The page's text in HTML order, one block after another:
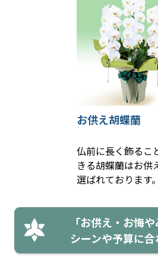
お供え胡蝶蘭
仏前に長く飾るこ
きる胡蝶蘭はお供
選ばれております。
「お供え・お悔
シーンや予算に